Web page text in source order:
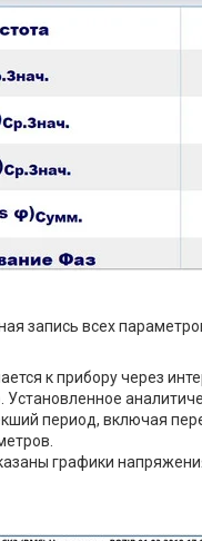
запись всех
к прибору через
период, включая
графики